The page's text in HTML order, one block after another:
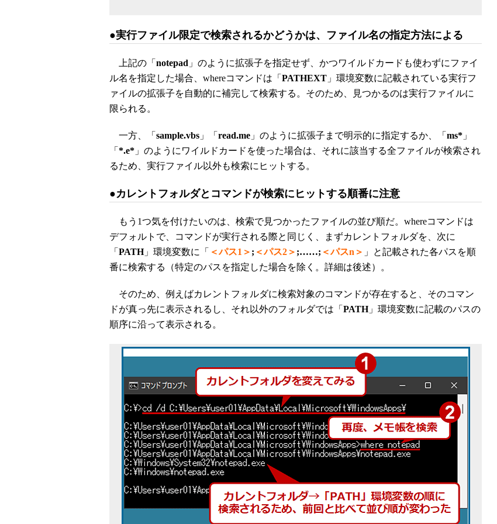
●実行ファイル限定で検索されるかどうかは、ファイル名の指定方法による
上記の「 notepad 」のように拡張子を指定せず、かつワイルドカードも使わずにファイ
ル名を指定した場合、whereコマンドは「 PATHEXT 」環境変数に記載されている実行フ
ァイルの拡張子を自動的に補完して検索する。そのため、見つかるのは実行ファイルに
限られる。
一方、「 sample.vbs 」「 read.me 」のように拡張子まで明示的に指定するか、「 ms* 」
「 *.e* 」のようにワイルドカードを使った場合は、それに該当する全ファイルが検索され
るため、実行ファイル以外も検索にヒットする。
●カレントフォルダとコマンドが検索にヒットする順番に注意
もう1つ気を付けたいのは、検索で見つかったファイルの並び順だ。whereコマンドは
デフォルトで、コマンドが実行される際と同じく、まずカレントフォルダを、次に
「 PATH」環境変数に「 ＜パス1＞ ; ＜パス2＞ ;……; ＜パスn＞ 」と記載された各パスを順
番に検索する（特定のパスを指定した場合を除く。詳細は後述）。
そのため、例えばカレントフォルダに検索対象のコマンドが存在すると、そのコマン
ドが真っ先に表示されるし、それ以外のフォルダでは「 PATH」環境変数に記載のパスの
順序に沿って表示される。